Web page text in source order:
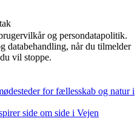
og persondatapolitik.
databehandling, når du tilmelder
vil stoppe.
for fællesskab og natur i
side om side i Vejen